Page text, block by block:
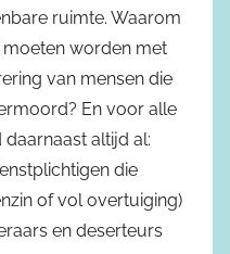
ruimte. Waarom
worden met
van mensen die
En voor alle
altijd al:
die
of vol overtuiging)
en deserteurs